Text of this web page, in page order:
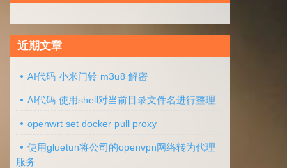
近期文章
AI代码 小米门铃 m3u8 解密
AI代码 使用shell对当前目录文件名进行整理
openwrt set docker pull proxy
使用gluetun将公司的openvpn网络转为代理
服务